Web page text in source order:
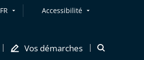
FR Accessibilité
Vos démarches
Ouvrir